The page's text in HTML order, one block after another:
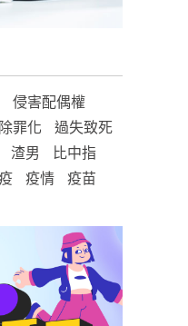
侵害配偶權
罪化
過失致死
渣男
比中指
疫情
疫苗